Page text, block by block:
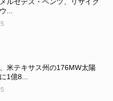
...
米テキサス州の176MW太陽
1億8...